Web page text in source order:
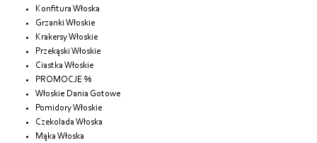
Konfitura Włoska
Grzanki Włoskie
Krakersy Włoskie
Przekąski Włoskie
Ciastka Włoskie
PROMOCJE %
Włoskie Dania Gotowe
Pomidory Włoskie
Czekolada Włoska
Mąka Włoska